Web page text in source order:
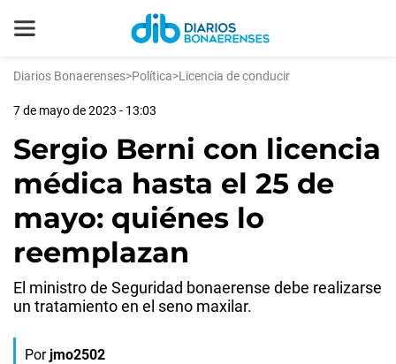
Diarios Bonaerenses>Política>Licencia de conducir
7 de mayo de 2023 - 13:03
Sergio Berni con licencia
médica hasta el 25 de
mayo: quiénes lo
reemplazan
El ministro de Seguridad bonaerense debe realizarse
un tratamiento en el seno maxilar.
Por jmo2502